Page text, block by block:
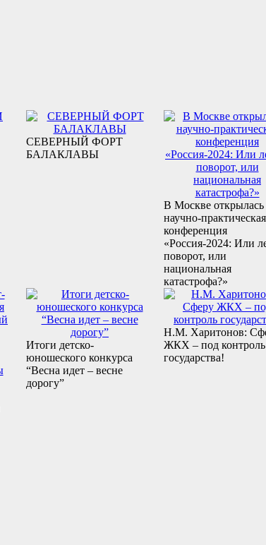
СЕВЕРНЫЙ ФОРТ
БАЛАКЛАВЫ
В Москве открылась
научно-практическая
конференция
«Россия-2024: Или
поворот, или
национальная
катастрофа?»
Итоги детско-
юношеского конкурса
“Весна идет – весне
дорогу”
Н.М. Харитонов:
ЖКХ – под контроль
государства!